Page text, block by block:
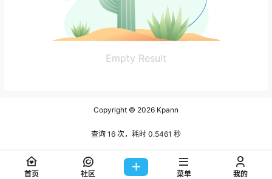
Empty Result
Copyright © 2026 Kpann
查询 16 次，耗时 0.5461 秒
首页 社区 菜单 我的